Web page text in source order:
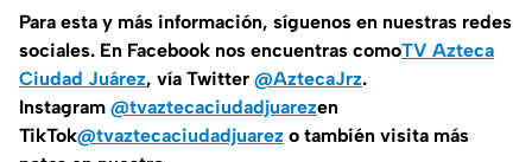
Para esta y más información, síguenos en nuestras redes
sociales. En Facebook nos encuentras comoTV Azteca
Ciudad Juárez, vía Twitter @AztecaJrz.
Instagram @tvaztecaciudadjuarezen
TikTok@tvaztecaciudadjuarez o también visita más